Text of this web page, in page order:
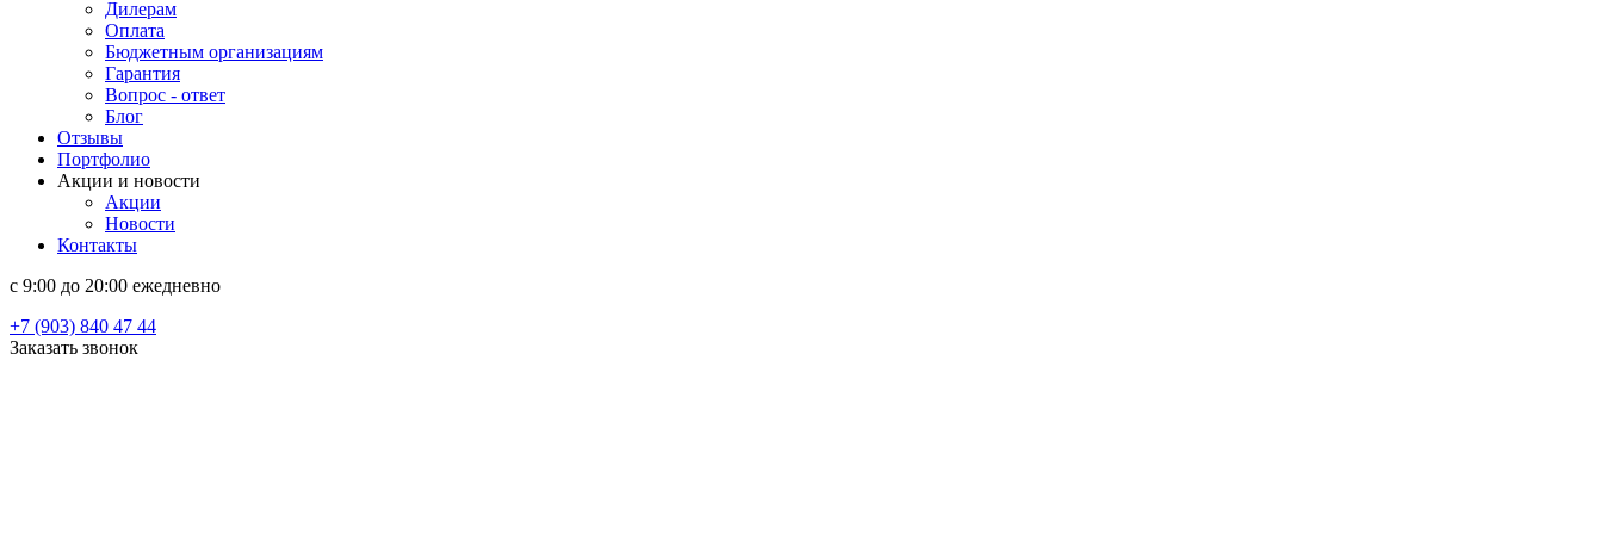
Дилерам
Оплата
Бюджетным организациям
Гарантия
Вопрос - ответ
Блог
Отзывы
Портфолио
Акции и новости
Акции
Новости
Контакты
c 9:00 до 20:00 ежедневно
+7 (903) 840 47 44
Заказать звонок